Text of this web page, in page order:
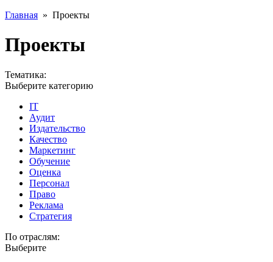
Главная » Проекты
Проекты
Тематика:
Выберите категорию
IT
Аудит
Издательство
Качество
Маркетинг
Обучение
Оценка
Персонал
Право
Реклама
Стратегия
По отраслям:
Выберите